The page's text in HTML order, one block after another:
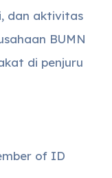
dan aktivitas
BUMN
di penjuru
of ID